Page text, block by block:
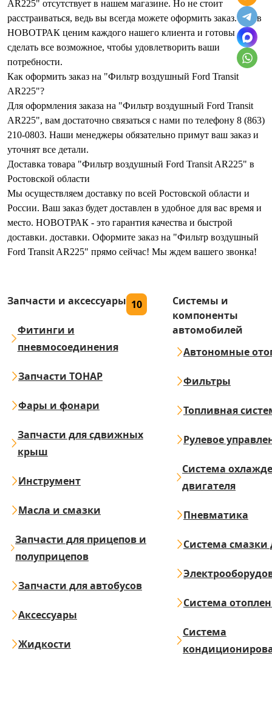
AR225" отсутствует в нашем магазине. Но не стоит
расстраиваться, ведь вы всегда можете оформить заказ. Мы в
НОВОТРАК ценим каждого нашего клиента и готовы
сделать все возможное, чтобы удовлетворить ваши
потребности.
Как оформить заказ на "Фильтр воздушный Ford Transit
AR225"?
Для оформления заказа на "Фильтр воздушный Ford Transit
AR225", вам достаточно связаться с нами по телефону 8 (863)
210-0803. Наши менеджеры обязательно примут ваш заказ и
уточнят все детали.
Доставка товара "Фильтр воздушный Ford Transit AR225" в
Ростовской области
Мы осуществляем доставку по всей Ростовской области и
России. Ваш заказ будет доставлен в удобное для вас время и
место. НОВОТРАК - это гарантия качества и быстрой
доставки. доставки. Оформите заказ на "Фильтр воздушный
Ford Transit AR225" прямо сейчас! Мы ждем вашего звонка!
Запчасти и аксессуары 10
Фитинги и
пневмосоединения
Запчасти ТОНАР
Фары и фонари
Запчасти для сдвижных
крыш
Инструмент
Масла и смазки
Запчасти для прицепов и
полуприцепов
Запчасти для автобусов
Аксессуары
Жидкости
Системы и
компоненты
автомобилей
Автономные
Фильтры
Топливная
Рулевое
Система
двигателя
Пневматика
Система смазки
Система
Система